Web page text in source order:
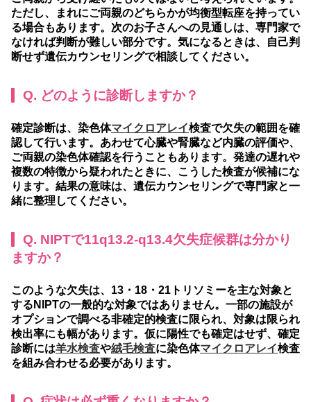
ただし、まれにご両親のどちらかが均衡型転座を持ってい
る場合もあります。次のお子さんへの見通しは、専門家で
なければ判断が難しい部分です。気になるときは、自己判
断せず遺伝カウンセリングで相談してください。
Q. どのように診断しますか？
確定診断は、染色体マイクロアレイ検査で欠失の範囲を確
認して行います。あわせて心臓や腎臓など内臓の評価や、
ご両親の染色体確認を行うこともあります。発達の遅れや
複数の特徴から疑われたときに、こうした検査が候補にな
ります。結果の意味は、遺伝カウンセリングで専門家と一
緒に整理してください。
Q. NIPTで11q13.2-q13.4欠失症候群は分かり
ますか？
このような欠失は、13・18・21トリソミーを主な対象と
するNIPTの一般的な対象ではありません。一部の施設が
オプションで調べる非確定的検査に限られ、対象は限られ
検出率にも幅があります。仮に陽性でも確定はせず、確定
診断には羊水検査や絨毛検査に染色体マイクロアレイ検査
を組み合わせる必要があります。